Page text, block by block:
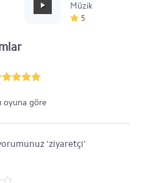
Müzik
5
oyuna göre
'ziyaretçi'